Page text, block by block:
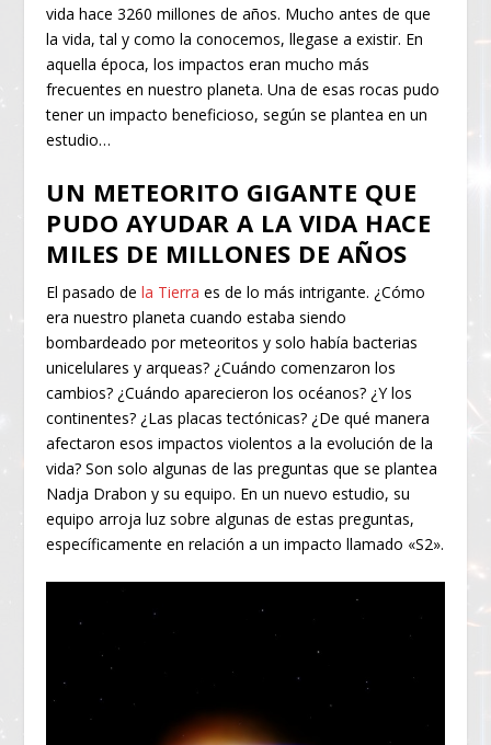
vida hace 3260 millones de años. Mucho antes de que
la vida, tal y como la conocemos, llegase a existir. En
aquella época, los impactos eran mucho más
frecuentes en nuestro planeta. Una de esas rocas pudo
tener un impacto beneficioso, según se plantea en un
estudio…
UN METEORITO GIGANTE QUE
PUDO AYUDAR A LA VIDA HACE
MILES DE MILLONES DE AÑOS
El pasado dela Tierra es de lo más intrigante. ¿Cómo
era nuestro planeta cuando estaba siendo
bombardeado por meteoritos y solo había bacterias
unicelulares y arqueas? ¿Cuándo comenzaron los
cambios? ¿Cuándo aparecieron los océanos? ¿Y los
continentes? ¿Las placas tectónicas? ¿De qué manera
afectaron esos impactos violentos a la evolución de la
vida? Son solo algunas de las preguntas que se plantea
Nadja Drabon y su equipo. En un nuevo estudio, su
equipo arroja luz sobre algunas de estas preguntas,
específicamente en relación a un impacto llamado «S2».